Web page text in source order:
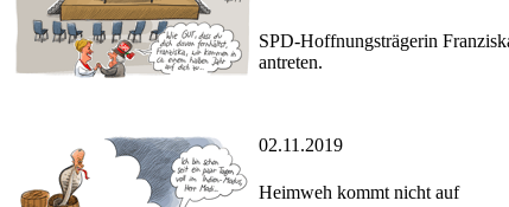
SPD-Hoffnungsträgerin
antreten.
02.11.2019
Heimweh kommt nicht auf